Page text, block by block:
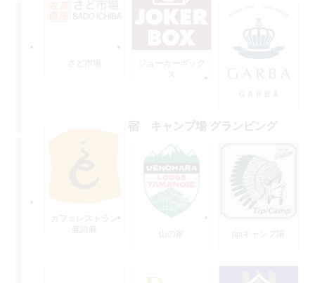
さど市場
ジョーカーボック
ス
ＧＡＲＢＡ
カフェレストラン
亜詩麻
宿 キャンプ場 グランピング
山の家 tipiキャンプ場